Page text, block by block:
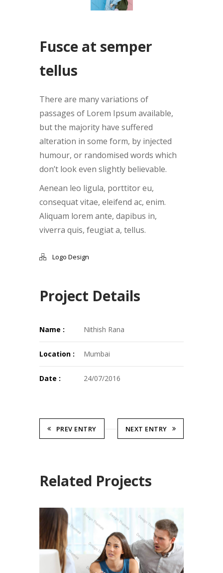
Fusce at semper
tellus
There are many variations of
passages of Lorem Ipsum available,
but the majority have suffered
alteration in some form, by injected
humour, or randomised words which
don’t look even slightly believable.
Aenean leo ligula, porttitor eu,
consequat vitae, eleifend ac, enim.
Aliquam lorem ante, dapibus in,
viverra quis, feugiat a, tellus.
Logo Design
Project Details
Name : Nithish Rana
Location : Mumbai
Date : 24/07/2016
PREV ENTRY NEXT ENTRY
Related Projects